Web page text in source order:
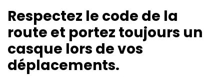
Respectez le code de la
route et portez toujours un
casque lors de vos
déplacements.